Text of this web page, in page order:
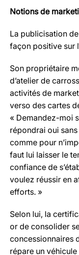
Notions de
La publicisation
façon positive sur
Son propriétaire
d’atelier de
activités de
verso des cartes
« Demandez-moi
répondrai oui
comme pour
faut lui laisser le
confiance de
voulez réussir en
efforts. »
Selon lui, la
or de consolider
concessionnaires
répare un